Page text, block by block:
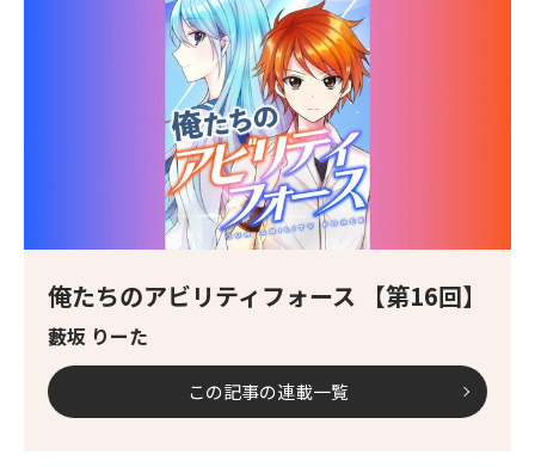
俺たちのアビリティフォース 【第16回】
藪坂 りーた
この記事の連載一覧